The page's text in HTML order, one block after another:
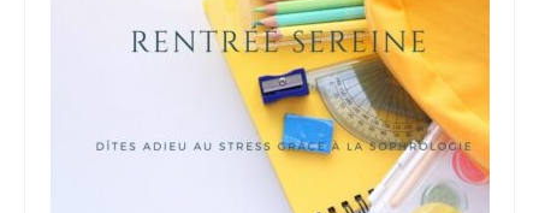
Prestations
SOPHRO DANSE-ASD
Sophro Balade La Baule